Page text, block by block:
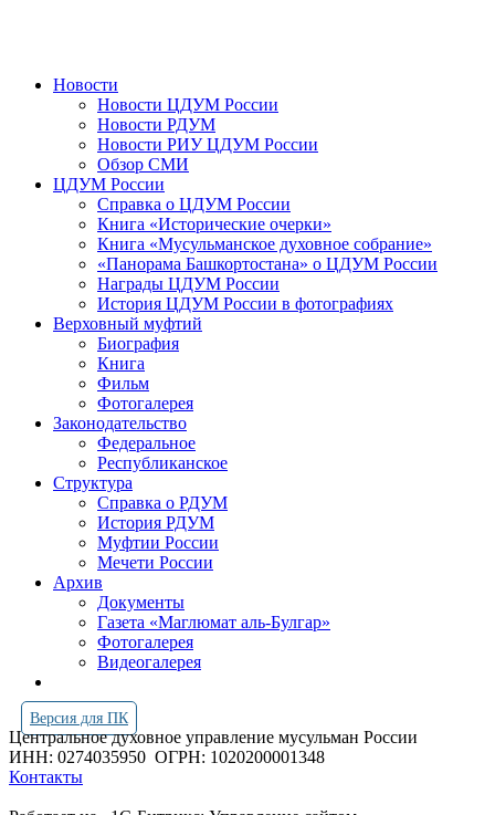
Новости
Новости ЦДУМ России
Новости РДУМ
Новости РИУ ЦДУМ России
Обзор СМИ
ЦДУМ России
Справка о ЦДУМ России
Книга «Исторические очерки»
Книга «Мусульманское духовное собрание»
«Панорама Башкортостана» о ЦДУМ России
Награды ЦДУМ России
История ЦДУМ России в фотографиях
Верховный муфтий
Биография
Книга
Фильм
Фотогалерея
Законодательство
Федеральное
Республиканское
Структура
Справка о РДУМ
История РДУМ
Муфтии России
Мечети России
Архив
Документы
Газета «Маглюмат аль-Булгар»
Фотогалерея
Видеогалерея
Версия для ПК
Центральное духовное управление мусульман России
ИНН: 0274035950 ОГРН: 1020200001348
Контакты